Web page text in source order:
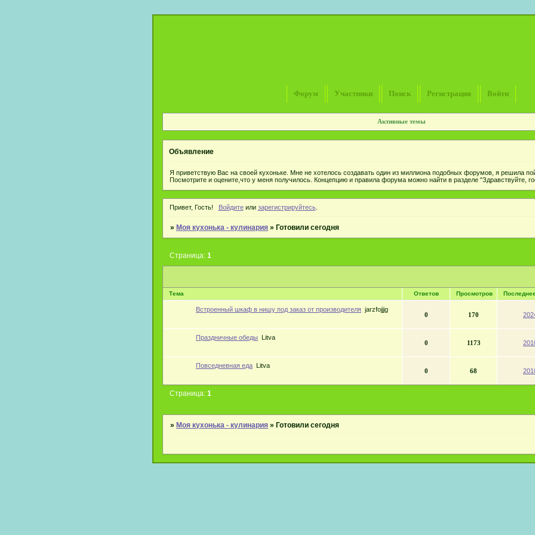
Форум Участники Поиск Регистрация Войти
Активные темы
Объявление
Я приветствую Вас на своей кухоньке. Мне не хотелось создавать один из миллиона подобных форумов, я решила
Посмотрите и оцените,что у меня получилось. Концепцию и правила форума можно найти в разделе "Здравствуйте,
Привет, Гость! Войдитеили зарегистрируйтесь.
» Моя кухонька - кулинария » Готовили сегодня
Страница:1
Тема Ответов Просмотров
Встроенный шкаф в нишу под заказ от производителя jarzfojjjg
0 170
Праздничные обеды Litva
0 1173
Повседневная еда Litva
0 68
Страница:1
»Моя кухонька - кулинария »Готовили сегодня